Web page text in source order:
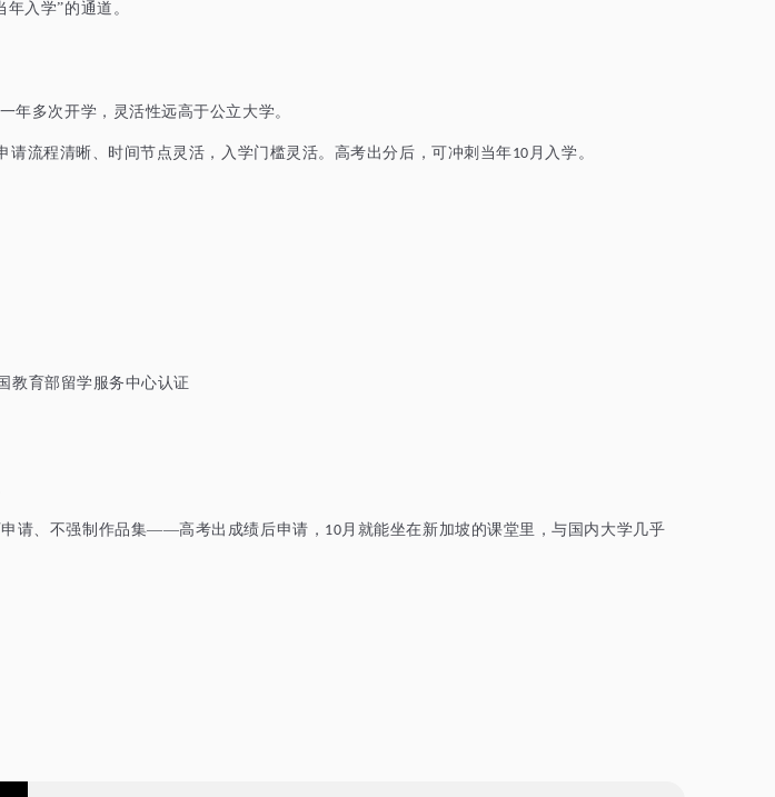
入学”的通道。
年多次开学，灵活性远高于公立大学。
请流程清晰、时间节点灵活，入学门槛灵活。高考出分后，可冲刺当年10 月入学。
教育部留学服务中心认证
请、不强制作品集——高考出成绩后申请 ， 10月就能坐在新加坡的课堂里，与国内大学几乎